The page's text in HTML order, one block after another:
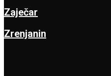
Zaječar
Zrenjanin